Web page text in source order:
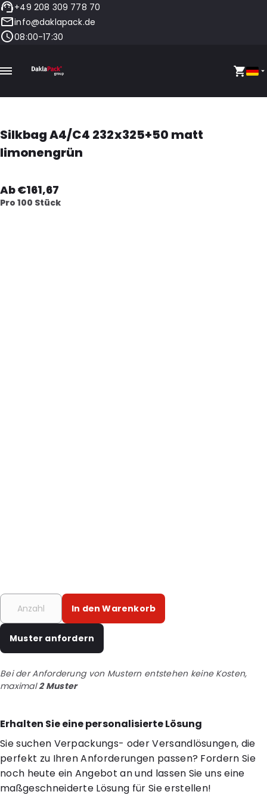
+49 208 309 778 70
info@daklapack.de
08:00-17:30
Silkbag A4/C4 232x325+50 matt
limonengrün
Ab €161,67
Pro 100 Stück
In den Warenkorb
Muster anfordern
Bei der Anforderung von Mustern entstehen keine Kosten,
maximal2 Muster
Erhalten Sie eine personalisierte Lösung
Sie suchen Verpackungs- oder Versandlösungen, die
perfekt zu Ihren Anforderungen passen? Fordern Sie
noch heute ein Angebot an und lassen Sie uns eine
maßgeschneiderte Lösung für Sie erstellen!